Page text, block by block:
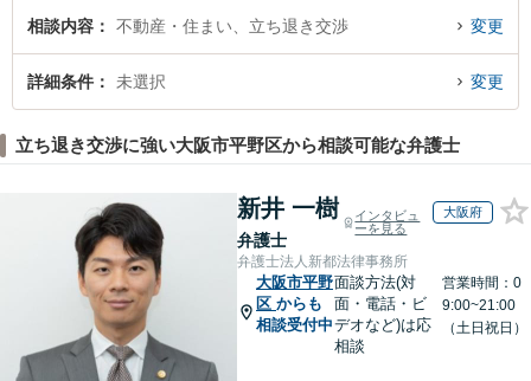
弁護士に相談予約したい』などでお困りの相談者さんにおすすめです。
相談内容 不動産・住まい、立ち退き交渉 変更
詳細条件 未選択 変更
立ち退き交渉に強い大阪市平野区から相談可能な弁護士
新井 一樹
弁護士
インタビュ
ーを見る
大阪府
弁護士法人新都法律事務所
大阪市平野
区 からも
相談受付中
面談方法(対
面・電話・ビ
デオなど)は応
相談
営業時間：0
9:00~21:00
（土日祝日）